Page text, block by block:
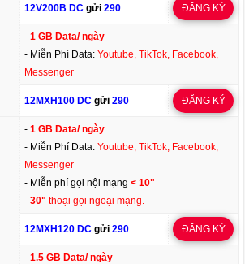
12V200B DCgửi 290 ĐĂNG KÝ
-1 GB Data/ ngày
- Miễn Phí Data:Youtube, TikTok, Facebook,
Messenger
12MXH100 DCgửi 290 ĐĂNG KÝ
-1 GB Data/ ngày
- Miễn Phí Data:Youtube, TikTok, Facebook,
Messenger
- Miễn phí gọi nội mạng< 10"
-30"thoại gọi ngoại mạng.
12MXH120 DCgửi 290 ĐĂNG KÝ
-1.5 GB Data/ ngày